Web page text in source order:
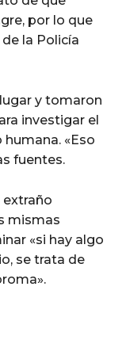
por lo que
la Policía
y tomaron
investigar el
«Eso
fuentes.
mismas
«si hay algo
se trata de